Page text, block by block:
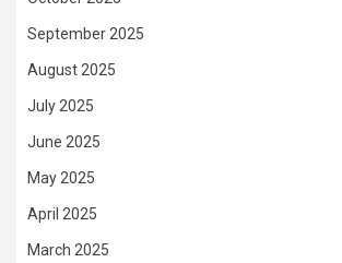
September 2025
August 2025
July 2025
June 2025
May 2025
April 2025
March 2025